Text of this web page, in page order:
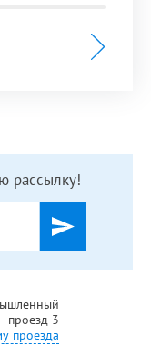
рассылку!
проезд 3
проезда